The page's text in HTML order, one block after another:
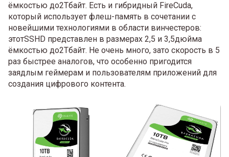
ёмкостью до2Тбайт. Есть и гибридный FireCuda,
который использует флеш-память в сочетании с
новейшими технологиями в области винчестеров:
этотSSHD представлен в размерах 2,5 и 3,5дюйма
ёмкостью до2Тбайт. Не очень много, зато скорость в 5
раз быстрее аналогов, что особенно пригодится
заядлым геймерам и пользователям приложений для
создания цифрового контента.